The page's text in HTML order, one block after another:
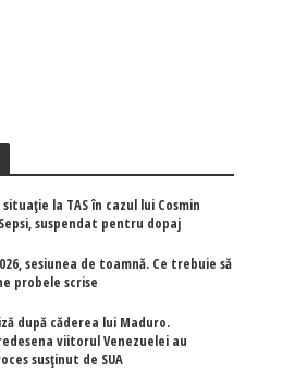
la TAS în cazul lui Cosmin
suspendat pentru dopaj
sesiunea de toamnă. Ce trebuie să
probele scrise
după căderea lui Maduro.
viitorul Venezuelei au
susținut de SUA